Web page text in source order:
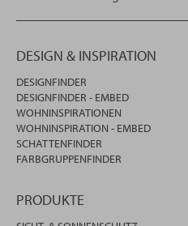
DESIGN & INSPIRATION
DESIGNFINDER
DESIGNFINDER - EMBED
WOHNINSPIRATIONEN
WOHNINSPIRATION - EMBED
SCHATTENFINDER
FARBGRUPPENFINDER
PRODUKTE